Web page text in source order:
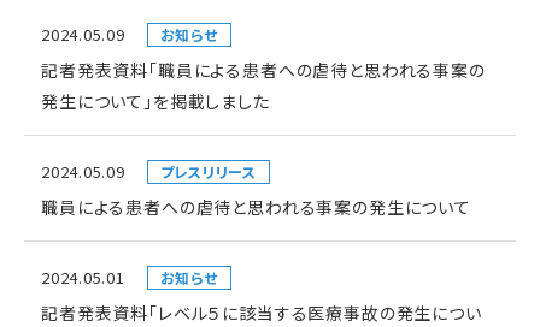
2024.05.09 お知らせ
記者発表資料「職員による患者への虐待と思われる事案の
発生について」を掲載しました
2024.05.09 プレスリリース
職員による患者への虐待と思われる事案の発生について
2024.05.01 お知らせ
記者発表資料「レベル５に該当する医療事故の発生につい